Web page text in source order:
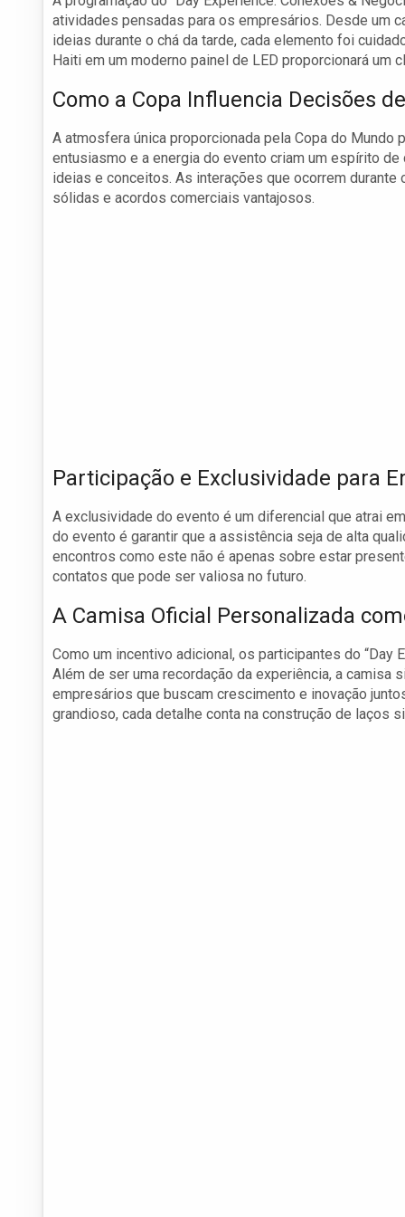
atividades pensadas para os empresários. Desde um
ideias durante o chá da tarde, cada elemento foi
Haiti em um moderno painel de LED proporcionará um
Como a Copa Influencia Decisões
A atmosfera única proporcionada pela Copa do
entusiasmo e a energia do evento criam um espírito
ideias e conceitos. As interações que ocorrem
sólidas e acordos comerciais vantajosos.
Participação e Exclusividade para
A exclusividade do evento é um diferencial que atrai
do evento é garantir que a assistência seja de alta
encontros como este não é apenas sobre estar
contatos que pode ser valiosa no futuro.
A Camisa Oficial Personalizada
Como um incentivo adicional, os participantes do
Além de ser uma recordação da experiência, a camisa
empresários que buscam crescimento e inovação
grandioso, cada detalhe conta na construção de laços